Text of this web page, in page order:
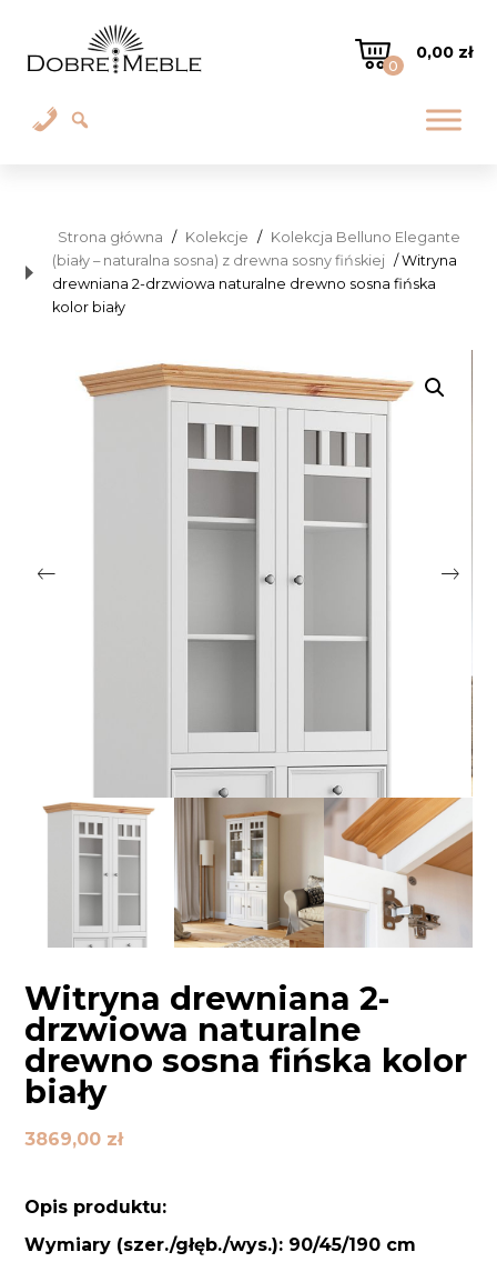
0
0,00 zł
Strona główna / Kolekcje / Kolekcja Belluno Elegante
(biały – naturalna sosna) z drewna sosny fińskiej / Witryna
drewniana 2-drzwiowa naturalne drewno sosna fińska
kolor biały
Witryna drewniana 2-
drzwiowa naturalne
drewno sosna fińska kolor
biały
3869,00 zł
Opis produktu:
Wymiary (szer./głęb./wys.): 90/45/190 cm